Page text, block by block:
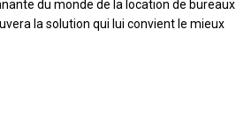
du monde de la location de bureaux.
la solution qui lui convient le mieux